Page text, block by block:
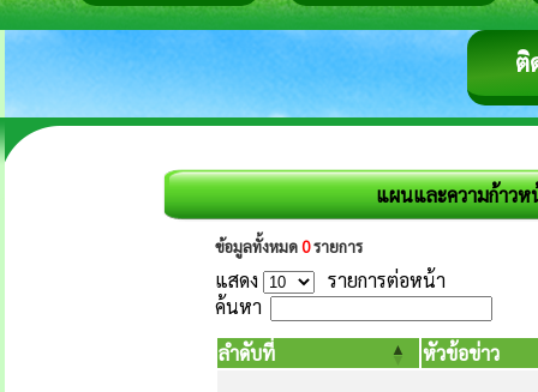
ติ
แผนและความก้าวห
ข้อมูลทั้งหมด0รายการ
แสดง
รายการต่อหน้า
ค้นหา
ลำดับที่
หัวข้อข่าว